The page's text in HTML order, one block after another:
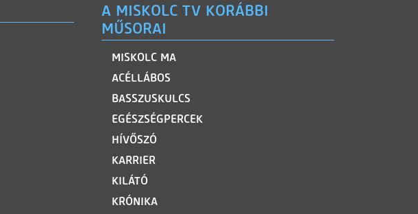
A MISKOLC TV KORÁBBI
MŰSORAI
MISKOLC MA
ACÉLLÁBOS
BASSZUSKULCS
EGÉSZSÉGPERCEK
HÍVŐSZÓ
KARRIER
KILÁTÓ
KRÓNIKA